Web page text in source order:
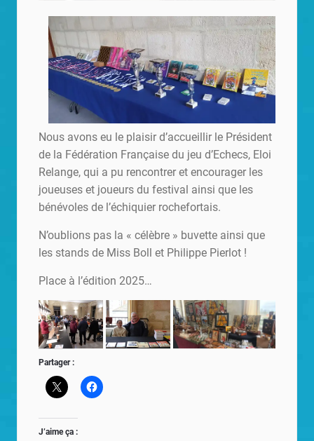
Nous avons eu le plaisir d’accueillir le Président
de la Fédération Française du jeu d’Echecs, Eloi
Relange, qui a pu rencontrer et encourager les
joueuses et joueurs du festival ainsi que les
bénévoles de l’échiquier rochefortais.
N’oublions pas la « célèbre » buvette ainsi que
les stands de Miss Boll et Philippe Pierlot !
Place à l’édition 2025…
Partager :
J’aime ça :